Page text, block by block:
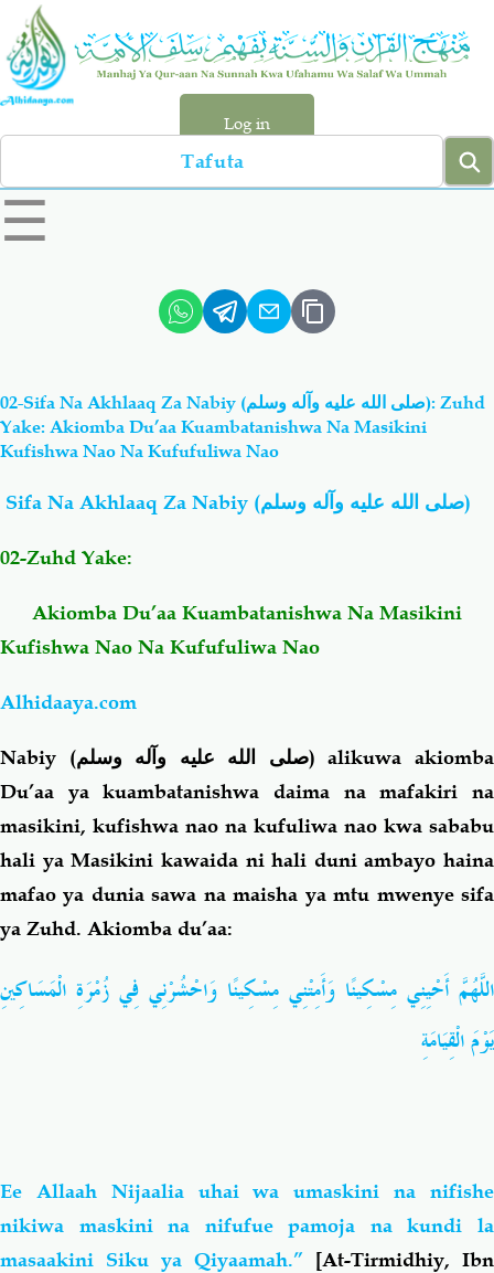
Skip
main
content
Log in
Search
left
sidebar
☰
Hadiyth
Aqiydah Manhaj
Bid-'ah (Uzushi)
Salaf Wa Ummah
Fiqh-Ibaadah Duaa-Adhkaar
Akhlaaq-Aadaab Raqaaiq
Familia-Jamii Maswali-Majibu
Chemsha Bongo Vitabu
02-Sifa Na Akhlaaq Za Nabiy (صلى الله عليه وآله وسلم): Zuhd
Yake: Akiomba Du’aa Kuambatanishwa Na Masikini
Kufishwa Nao Na Kufufuliwa Nao
Sifa Na Akhlaaq Za Nabiy (صلى الله عليه وآله وسلم)
02-Zuhd Yake:
Akiomba Du’aa Kuambatanishwa Na Masikini
Kufishwa Nao Na Kufufuliwa Nao
Alhidaaya.com
Nabiy (صلى الله عليه وآله وسلم) alikuwa akiomba
Du’aa ya kuambatanishwa daima na mafakiri na
masikini, kufishwa nao na kufuliwa nao kwa sababu
hali ya Masikini kawaida ni hali duni ambayo haina
mafao ya dunia sawa na maisha ya mtu mwenye sifa
ya Zuhd. Akiomba du’aa:
اللَّهُمَّ أَحْيِنِي مِسْكِينًا وَأَمِتْنِي مِسْكِينًا وَاحْشُرْنِي فِي زُمْرَةِ الْمَسَاكِينِ
يَوْمَ الْقِيَامَةِ
Ee Allaah Nijaalia uhai wa umaskini na nifishe
nikiwa maskini na nifufue pamoja na kundi la
masaakini Siku ya Qiyaamah.” [At-Tirmidhiy, Ibn